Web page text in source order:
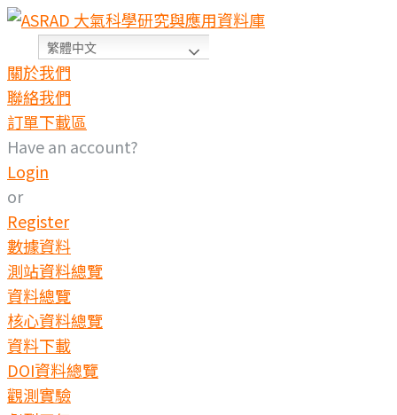
繁體中文
關於我們
聯絡我們
訂單下載區
Have an account?
Login
or
Register
數據資料
測站資料總覽
資料總覽
核心資料總覽
資料下載
DOI資料總覽
觀測實驗